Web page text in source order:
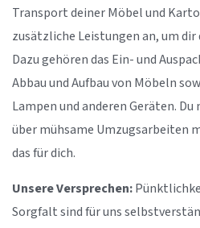
Transport deiner Möbel und
zusätzliche Leistungen an, um
Dazu gehören das Ein- und
Abbau und Aufbau von Möbeln
Lampen und anderen Geräten.
über mühsame Umzugsarbeiten
das für dich.
Unsere Versprechen:
Sorgfalt sind für uns